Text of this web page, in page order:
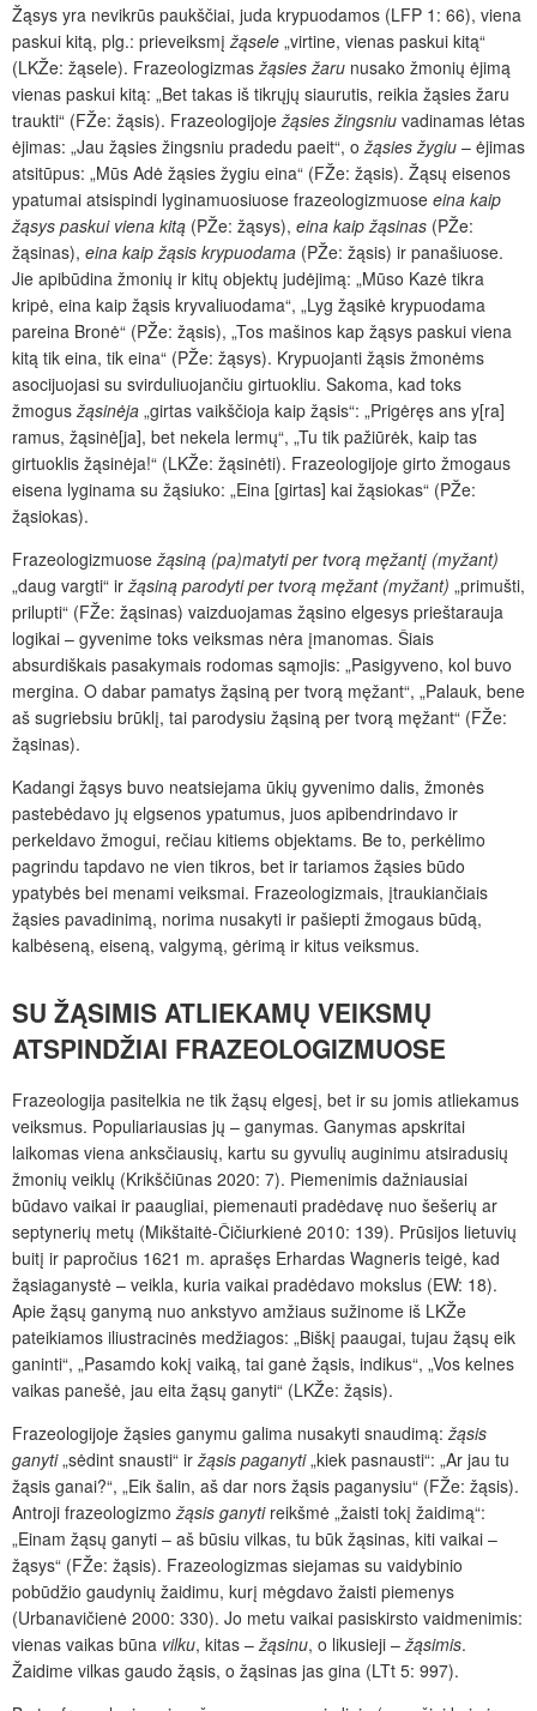
Žąsys yra nevikrūs paukščiai, juda krypuodamos (LFP 1: 66), viena
paskui kitą, plg.: prieveiksmį žąsele „virtine, vienas paskui kitą“
(LKŽe: žąsele). Frazeologizmas žąsies žaru nusako žmonių ėjimą
vienas paskui kitą: „Bet takas iš tikrųjų siaurutis, reikia žąsies žaru
traukti“ (FŽe: žąsis). Frazeologijoje žąsies žingsniu vadinamas lėtas
ėjimas: „Jau žąsies žingsniu pradedu paeit“, o žąsies žygiu – ėjimas
atsitūpus: „Mūs Adė žąsies žygiu eina“ (FŽe: žąsis). Žąsų eisenos
ypatumai atsispindi lyginamuosiuose frazeologizmuose eina kaip
žąsys paskui viena kitą (PŽe: žąsys), eina kaip žąsinas (PŽe:
žąsinas), eina kaip žąsis krypuodama (PŽe: žąsis) ir panašiuose.
Jie apibūdina žmonių ir kitų objektų judėjimą: „Mūso Kazė tikra
kripė, eina kaip žąsis kryvaliuodama“, „Lyg žąsikė krypuodama
pareina Bronė“ (PŽe: žąsis), „Tos mašinos kap žąsys paskui viena
kitą tik eina, tik eina“ (PŽe: žąsys). Krypuojanti žąsis žmonėms
asocijuojasi su svirduliuojančiu girtuokliu. Sakoma, kad toks
žmogus žąsinėja „girtas vaikščioja kaip žąsis“: „Prigėręs ans y[ra]
ramus, žąsinė[ja], bet nekela lermų“, „Tu tik pažiūrėk, kaip tas
girtuoklis žąsinėja!“ (LKŽe: žąsinėti). Frazeologijoje girto žmogaus
eisena lyginama su žąsiuko: „Eina [girtas] kai žąsiokas“ (PŽe:
žąsiokas).
Frazeologizmuose žąsiną (pa)matyti per tvorą męžantį (myžant)
„daug vargti“ ir žąsiną parodyti per tvorą męžant (myžant) „primušti,
prilupti“ (FŽe: žąsinas) vaizduojamas žąsino elgesys prieštarauja
logikai – gyvenime toks veiksmas nėra įmanomas. Šiais
absurdiškais pasakymais rodomas sąmojis: „Pasigyveno, kol buvo
mergina. O dabar pamatys žąsiną per tvorą męžant“, „Palauk, bene
aš sugriebsiu brūklį, tai parodysiu žąsiną per tvorą męžant“ (FŽe:
žąsinas).
Kadangi žąsys buvo neatsiejama ūkių gyvenimo dalis, žmonės
pastebėdavo jų elgsenos ypatumus, juos apibendrindavo ir
perkeldavo žmogui, rečiau kitiems objektams. Be to, perkėlimo
pagrindu tapdavo ne vien tikros, bet ir tariamos žąsies būdo
ypatybės bei menami veiksmai. Frazeologizmais, įtraukiančiais
žąsies pavadinimą, norima nusakyti ir pašiepti žmogaus būdą,
kalbėseną, eiseną, valgymą, gėrimą ir kitus veiksmus.
SU ŽĄSIMIS ATLIEKAMŲ VEIKSMŲ
ATSPINDŽIAI FRAZEOLOGIZMUOSE
Frazeologija pasitelkia ne tik žąsų elgesį, bet ir su jomis atliekamus
veiksmus. Populiariausias jų – ganymas. Ganymas apskritai
laikomas viena anksčiausių, kartu su gyvulių auginimu atsiradusių
žmonių veiklų (Krikščiūnas 2020: 7). Piemenimis dažniausiai
būdavo vaikai ir paaugliai, piemenauti pradėdavę nuo šešerių ar
septynerių metų (Mikštaitė-Čičiurkienė 2010: 139). Prūsijos lietuvių
buitį ir papročius 1621 m. aprašęs Erhardas Wagneris teigė, kad
žąsiaganystė – veikla, kuria vaikai pradėdavo mokslus (EW: 18).
Apie žąsų ganymą nuo ankstyvo amžiaus sužinome iš LKŽe
pateikiamos iliustracinės medžiagos: „Biškį paaugai, tujau žąsų eik
ganinti“, „Pasamdo kokį vaiką, tai ganė žąsis, indikus“, „Vos kelnes
vaikas panešė, jau eita žąsų ganyti“ (LKŽe: žąsis).
Frazeologijoje žąsies ganymu galima nusakyti snaudimą: žąsis
ganyti„sėdint snausti“ iržąsis paganyti„kiek pasnausti“: „Ar jau tu
žąsis ganai?“, „Eik šalin, aš dar nors žąsis paganysiu“ (FŽe: žąsis).
Antroji frazeologizmožąsis ganytireikšmė „žaisti tokį žaidimą“:
„Einam žąsų ganyti – aš būsiu vilkas, tu būk žąsinas, kiti vaikai –
žąsys“ (FŽe: žąsis). Frazeologizmas siejamas su vaidybinio
pobūdžio gaudynių žaidimu, kurį mėgdavo žaisti piemenys
(Urbanavičienė 2000: 330). Jo metu vaikai pasiskirsto vaidmenimis:
vienas vaikas būna vilku, kitas –žąsinu, o likusieji –žąsimis.
Žaidime vilkas gaudo žąsis, o žąsinas jas gina (LTt 5: 997).